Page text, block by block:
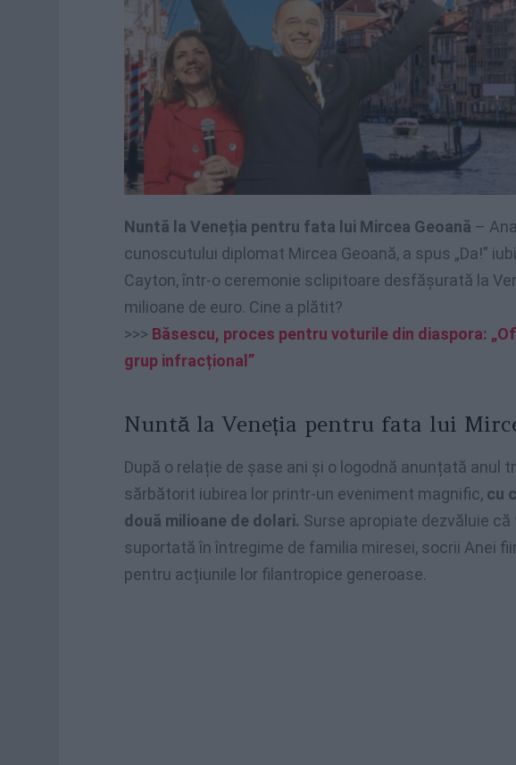
Nuntă la Veneția pentru fata lui Mircea Geoană –
cunoscutului diplomat Mircea Geoană, a spus „Da!”
Cayton, într-o ceremonie sclipitoare desfășurată la
milioane de euro. Cine a plătit?
>>> Băsescu, proces pentru voturile din diaspora:
grup infracțional”
Nuntă la Veneția pentru fata lui
După o relație de șase ani și o logodnă anunțată anul
sărbătorit iubirea lor printr-un eveniment magnific, cu
două milioane de dolari. Surse apropiate dezvăluie
suportată în întregime de familia miresei, socrii Anei
pentru acțiunile lor filantropice generoase.